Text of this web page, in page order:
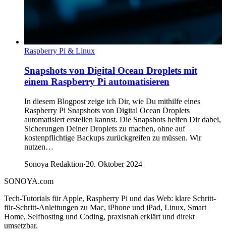
Raspberry Pi & Linux
Snapshots von Digital Ocean Droplets mit
einem Raspberry Pi automatisieren
In diesem Blogpost zeige ich Dir, wie Du mithilfe eines
Raspberry Pi Snapshots von Digital Ocean Droplets
automatisiert erstellen kannst. Die Snapshots helfen Dir dabei,
Sicherungen Deiner Droplets zu machen, ohne auf
kostenpflichtige Backups zurückgreifen zu müssen. Wir
nutzen…
Sonoya Redaktion·20. Oktober 2024
SONOYA.com
Tech-Tutorials für Apple, Raspberry Pi und das Web: klare Schritt-
für-Schritt-Anleitungen zu Mac, iPhone und iPad, Linux, Smart
Home, Selfhosting und Coding, praxisnah erklärt und direkt
umsetzbar.